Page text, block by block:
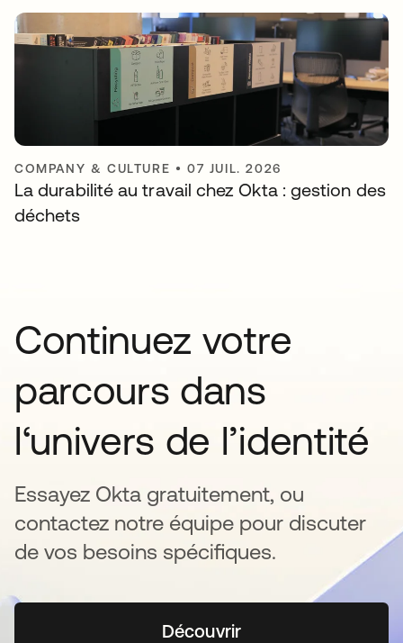
COMPANY & CULTURE •07 JUIL. 2026
La durabilité au travail chez Okta : gestion des
déchets
Continuez votre
parcours dans
l‘univers de l’identité
Essayez Okta gratuitement, ou
contactez notre équipe pour discuter
de vos besoins spécifiques.
Découvrirs’ouvre dans un nouvel